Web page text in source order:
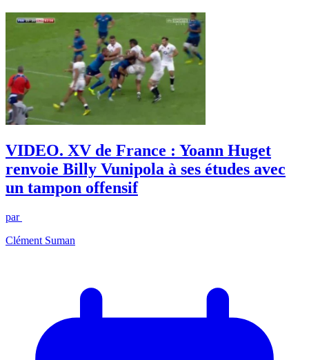
VIDEO. XV de France : Yoann Huget
renvoie Billy Vunipola à ses études avec
un tampon offensif
par
Clément Suman